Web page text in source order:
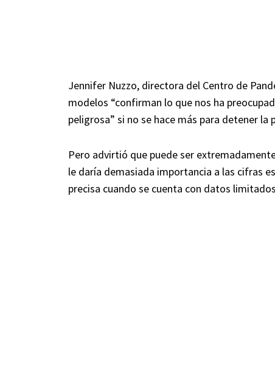
Jennifer Nuzzo, directora del Centro de
modelos “confirman lo que nos ha
peligrosa” si no se hace más para detener la
Pero advirtió que puede ser
le daría demasiada importancia a las cifras
precisa cuando se cuenta con datos